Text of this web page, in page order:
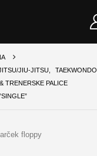
JIU-JITSU TAEKWONDO
TRENERSKE PALICE